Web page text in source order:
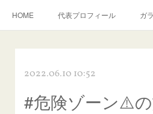
HOME 代表プロフィール ガ
飛び石施工料金について
当店へのアクセス 建築ガラスキズ
2022.06.10 10:52
#危険ゾーン⚠️